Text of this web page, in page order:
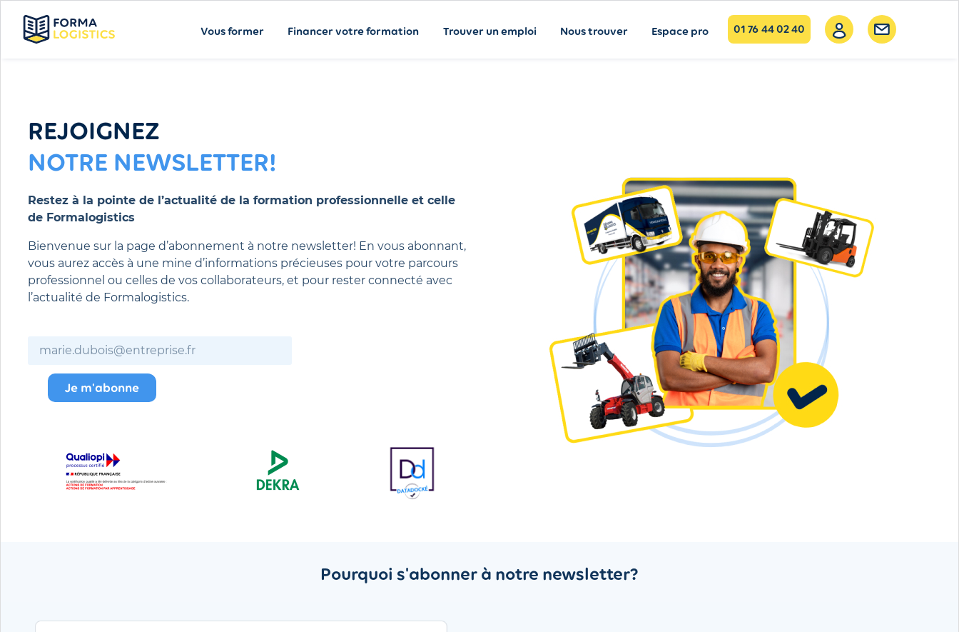
Vous former Financer votre formation Trouver un emploi Nous trouver Espace pro 01 76 44 02 40
REJOIGNEZ
NOTRE NEWSLETTER!
Restez à la pointe de l’actualité de la formation professionnelle et celle
de Formalogistics
Bienvenue sur la page d’abonnement à notre newsletter! En vous abonnant,
vous aurez accès à une mine d’informations précieuses pour votre parcours
professionnel ou celles de vos collaborateurs, et pour rester connecté avec
l’actualité de Formalogistics.
Je m'abonne
Pourquoi s'abonner à notre newsletter?